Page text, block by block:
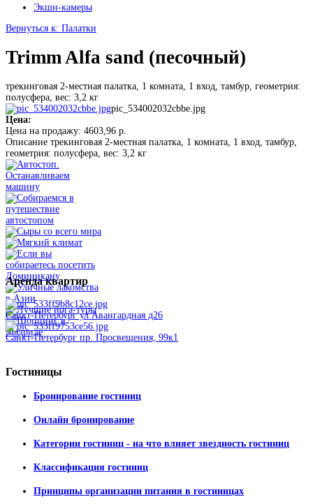
Экшн-камеры
Вернуться к: Палатки
Trimm Alfa sand (песочный)
трекинговая 2-местная палатка, 1 комната, 1 вход, тамбур, геометрия:
полусфера, вес: 3,2 кг
pic_534002032cbbe.jpg
Цена:
Цена на продажу: 4603,96 р.
Описание трекинговая 2-местная палатка, 1 комната, 1 вход, тамбур,
геометрия: полусфера, вес: 3,2 кг
Арендаквартир
Санкт-Петербург ул Авангардная д26
Санкт-Петербург пр. Просвещения, 99к1
Гостиницы
Бронирование гостиниц
Онлайн бронирование
Категории гостиниц - на что влияет звездность гостиниц
Классификация гостиниц
Принципы организации питания в гостиницах